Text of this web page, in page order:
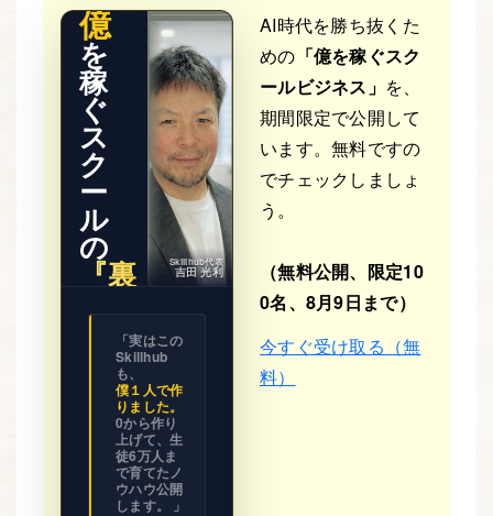
億
を
稼
ぐ
ス
ク
ー
ル
の
『裏
ビジネス
の設計図
全て見せ
Skillhub代表
吉田 光利
「実はこの
Skillhub
も、
僕１人で作
りました。
0から作り
上げて、生
徒6万人ま
で育てたノ
ウハウ公開
します。 」
AI時代を勝ち抜くた
めの 「億を稼ぐスク
ールビジネス」 を、
期間限定で公開して
います。無料ですの
でチェックしましょ
う。
（無料公開、限定10
0名、8月9日まで）
今すぐ受け取る（無
料）